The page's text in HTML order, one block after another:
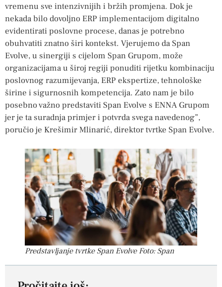
vremenu sve intenzivnijih i bržih promjena. Dok je
nekada bilo dovoljno ERP implementacijom digitalno
evidentirati poslovne procese, danas je potrebno
obuhvatiti znatno širi kontekst. Vjerujemo da Span
Evolve, u sinergiji s cijelom Span Grupom, može
organizacijama u široj regiji ponuditi rijetku kombinaciju
poslovnog razumijevanja, ERP ekspertize, tehnološke
širine i sigurnosnih kompetencija. Zato nam je bilo
posebno važno predstaviti Span Evolve s ENNA Grupom
jer je ta suradnja primjer i potvrda svega navedenog”,
poručio je Krešimir Mlinarić, direktor tvrtke Span Evolve.
Predstavljanje tvrtke Span Evolve Foto: Span